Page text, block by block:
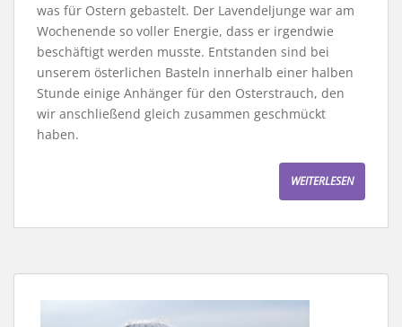
was für Ostern gebastelt. Der Lavendeljunge war am
Wochenende so voller Energie, dass er irgendwie
beschäftigt werden musste. Entstanden sind bei
unserem österlichen Basteln innerhalb einer halben
Stunde einige Anhänger für den Osterstrauch, den
wir anschließend gleich zusammen geschmückt
haben.
WEITERLESEN